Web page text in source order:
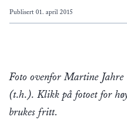
Publisert 01. april 2015
Foto ovenfor Martine
(t.h.). Klikk på fotoet for
brukes fritt.